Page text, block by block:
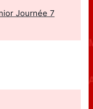
Journée 7